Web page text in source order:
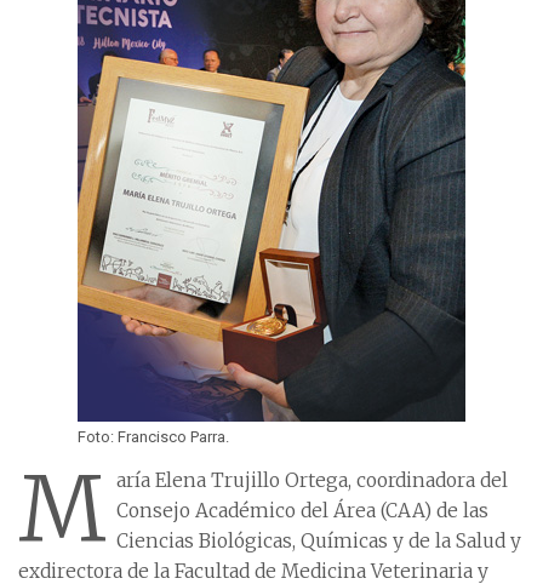
Foto: Francisco Parra.
M aría Elena Trujillo Ortega, coordinadora del
Consejo Académico del Área (CAA) de las
Ciencias Biológicas, Químicas y de la Salud y
exdirectora de la Facultad de Medicina Veterinaria y